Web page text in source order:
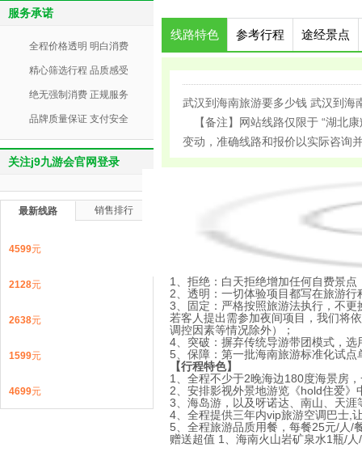
线路特色 参考行程 途经景点
武汉到海南旅游要多少钱 武汉到海
【备注】网站线路仅限于 “湖北
变动，准确线路和报价以实际咨询
梦之蓝经典五日游
全行业
1
、拒绝：白天拒绝增加任何自费景
2 、透明：一切体验项目都写在旅游
3 、固定：严格按照旅游法执行，不
若客人提出需参加夜间项目，我们将
调控因素等情况除外）；
4 、突破：摒弃传统导游带团模式，
5 、保障：第一批海南旅游标准化试
【行程特色】
1
、全程不少于2晚海边180度海景房
2 、安排影视外景地游览《hold住爱》
3 、海岛游，以及呀诺达、南山、天
4 、全程提供三年内vip旅游空调巴士
5 、全程旅游品质用餐，每餐25元/人/
赠送超值 1 、海南火山岩矿泉水1瓶/人/
服务承诺
全程价格透明 明白消费
精心筛选行程 品质感受
绝无强制消费 正规服务
品牌质量保证 支付安全
关注j9九游会官网登录
最新线路 销售排行
4599元
2128元
2638元
1599元
4699元